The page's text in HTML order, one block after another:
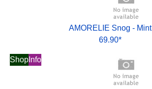
AMORELIE Snog - Mint
69.90*
Shop Info